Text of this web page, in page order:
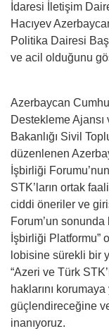
İdaresi İletişim
Hacıyev
Politika Dairesi
ve acil olduğunu
Azerbaycan
Destekleme
Bakanlığı Sivil
düzenlenen
İşbirliği
STK’ların ortak
ciddi öneriler ve
Forum’un sonunda
İşbirliği Platformu”
lobisine sürekli bir
“Azeri ve Türk
haklarını
güçlendireceğine
inanıyoruz.